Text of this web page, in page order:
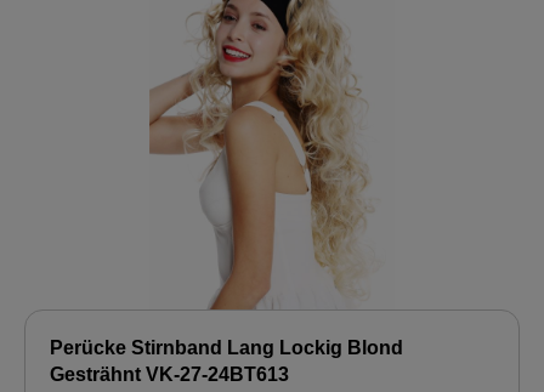
Perücke Stirnband Lang Lockig Blond
Gesträhnt VK-27-24BT613